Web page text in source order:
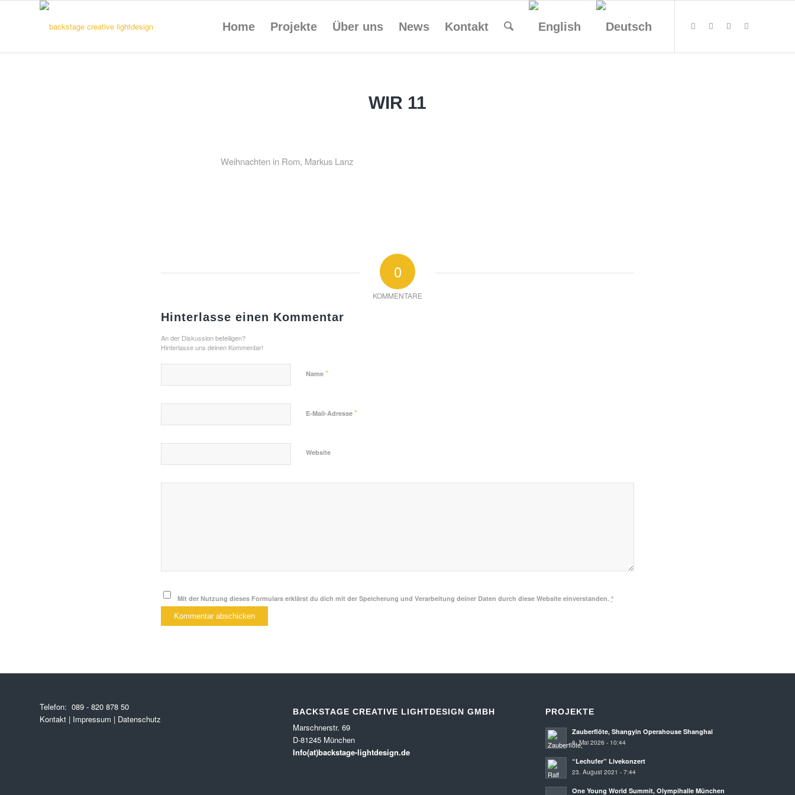
Home Projekte Über uns News Kontakt
WIR 11
Weihnachten in Rom, Markus Lanz
0
KOMMENTARE
Hinterlasse einen Kommentar
An der Diskussion beteiligen?
Hinterlasse uns deinen Kommentar!
Name *
E-Mail-Adresse *
Website
Mit der Nutzung dieses Formulars erklärst du dich mit der Speicherung und Verarbeitung deiner Daten durch diese Website einverstanden. *
Telefon: 089 - 820 878 50
Kontakt | Impressum | Datenschutz
BACKSTAGE CREATIVE LIGHTDESIGN GMBH
Marschnerstr. 69
D-81245 München
Info(at)backstage-lightdesign.de
PROJEKTE
Zauberflöte, Shangyin Operahouse Shanghai
6. Mai 2026 - 10:44
“Lechufer” Livekonzert
23. August 2021 - 7:44
One Young World Summit, Olympihalle München